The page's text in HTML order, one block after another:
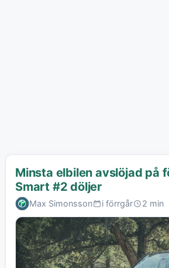
Minsta elbilen avslöjad på
Smart #2 döljer
Max Simonsson i förrgår 2 min